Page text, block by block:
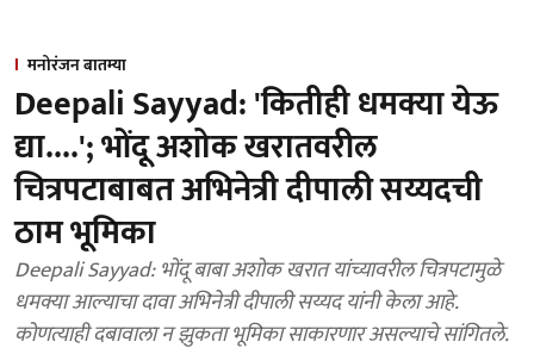
मनोरंजन बातम्या
Deepali Sayyad: 'कितीही धमक्या येऊ
द्या....'; भोंदू अशोक खरातवरील
चित्रपटाबाबत अभिनेत्री दीपाली सय्यदची
ठाम भूमिका
Deepali Sayyad: भोंदू बाबा अशोक खरात यांच्यावरील चित्रपटामुळे
धमक्या आल्याचा दावा अभिनेत्री दीपाली सय्यद यांनी केला आहे.
कोणत्याही दबावाला न झुकता भूमिका साकारणार असल्याचे सांगितले.